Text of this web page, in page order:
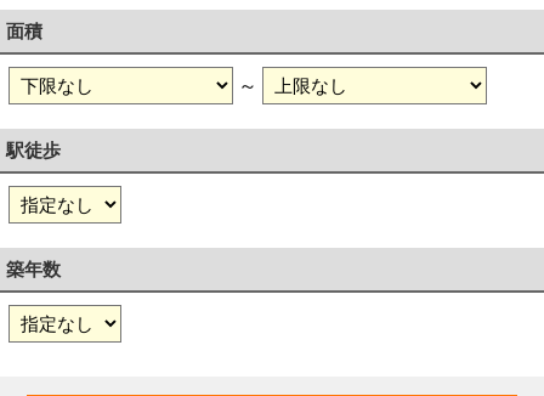
面積
～
駅徒歩
築年数